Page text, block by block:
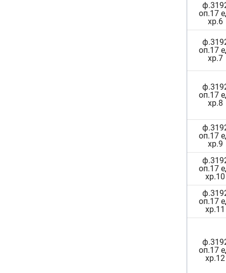
оп.17
хр.6
оп.17
хр.7
оп.17
хр.8
оп.17
хр.9
оп.17
хр.10
оп.17
хр.11
оп.17
хр.12